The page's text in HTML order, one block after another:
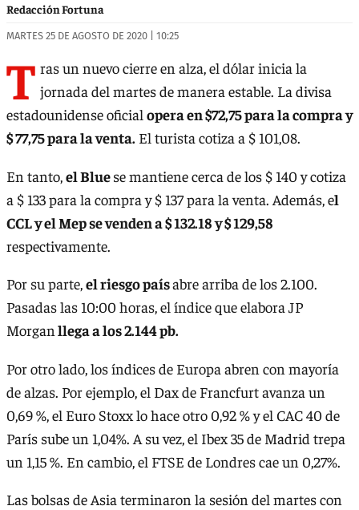
Redacción Fortuna
MARTES 25 DE AGOSTO DE 2020 | 10:25
T ras un nuevo cierre en alza, el dólar inicia la
jornada del martes de manera estable. La divisa
estadounidense oficial opera en $72,75 para la compra y
$ 77,75 para la venta. El turista cotiza a $ 101,08.
En tanto,el Bluese mantiene cerca de los $ 140 y cotiza
a $ 133 para la compra y $ 137 para la venta. Además, el
CCL y el Mep se venden a $ 132.18 y $ 129,58
respectivamente.
Por su parte,el riesgo paísabre arriba de los 2.100.
Pasadas las 10:00 horas, el índice que elabora JP
Morgan llega a los 2.144 pb.
Por otro lado, los índices de Europa abren con mayoría
de alzas. Por ejemplo, el Dax de Francfurt avanza un
0,69 %, el Euro Stoxx lo hace otro 0,92 % y el CAC 40 de
París sube un 1,04%. A su vez, el Ibex 35 de Madrid trepa
un 1,15 %. En cambio, el FTSE de Londres cae un 0,27%.
Las bolsas de Asia terminaron la sesión del martes con